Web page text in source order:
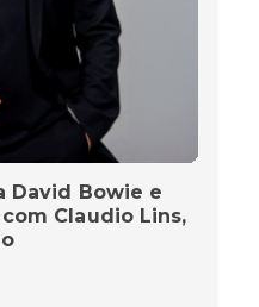
David Bowie e
Claudio Lins,